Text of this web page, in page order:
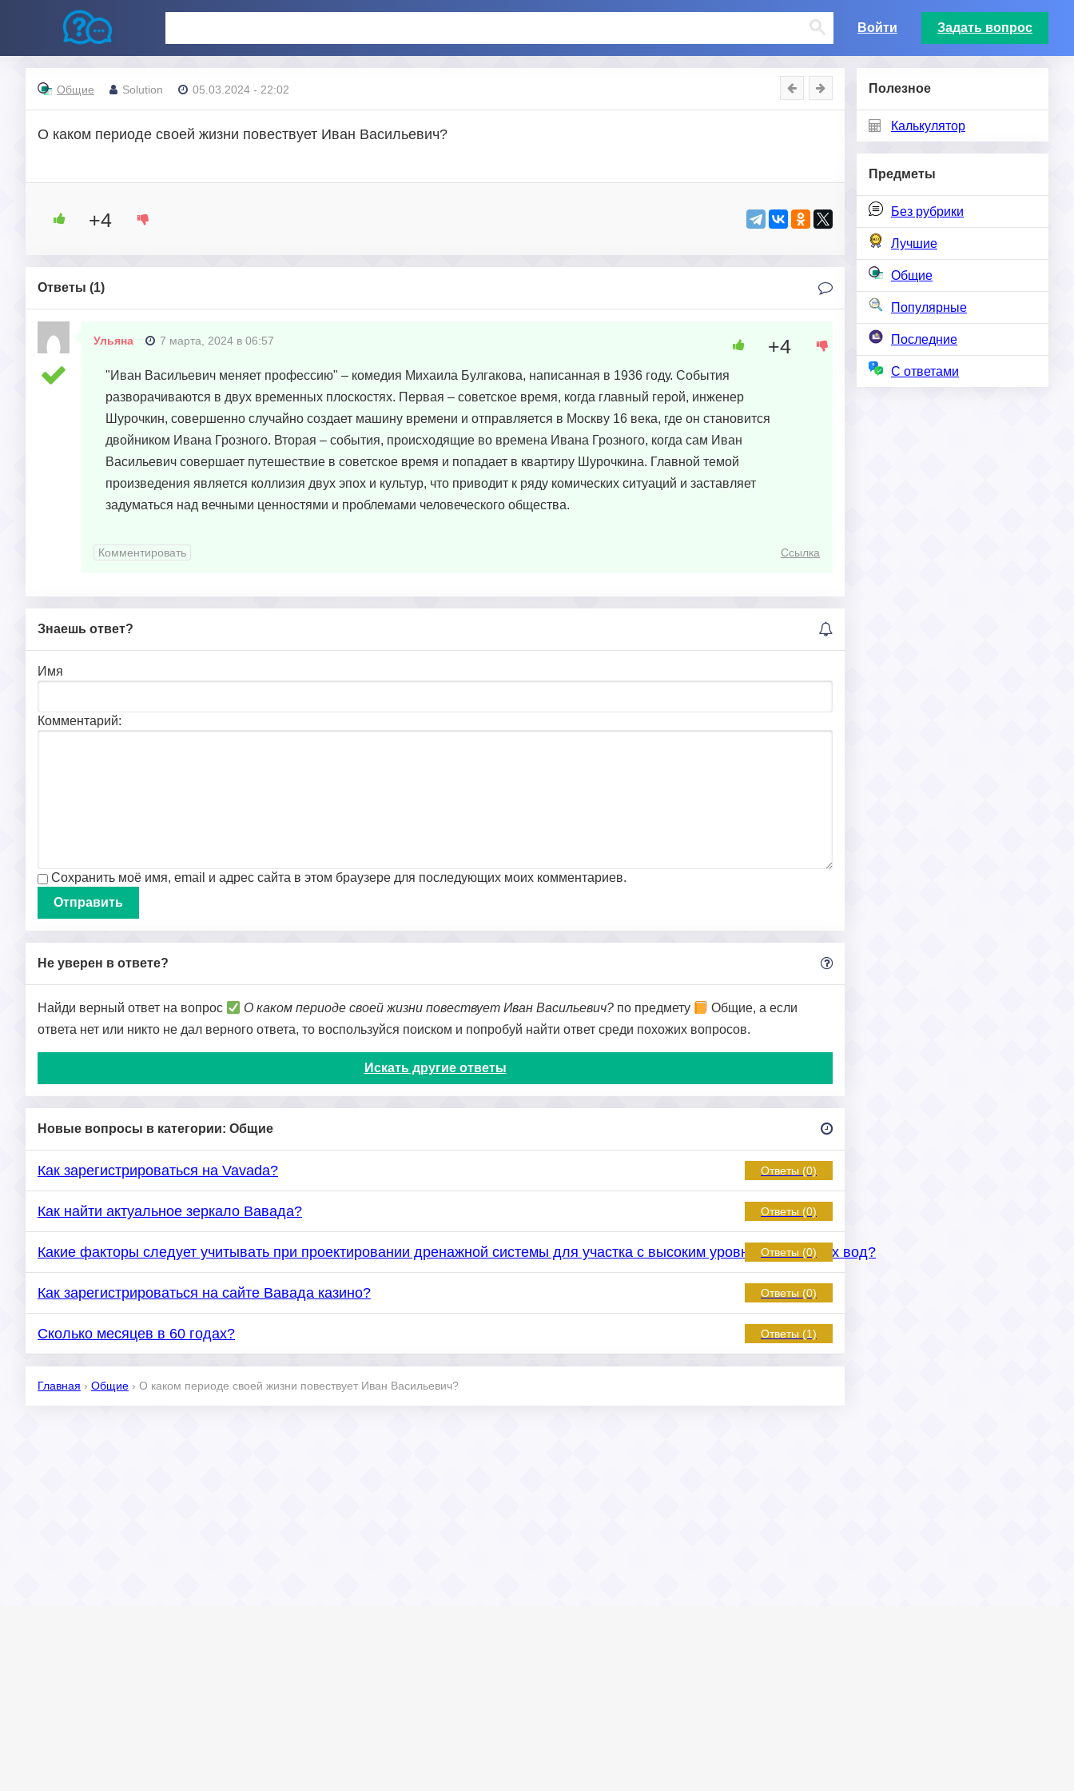
Войти Задать вопрос
Полезное
Калькулятор
Предметы
Без рубрики
Лучшие
Общие
Популярные
Последние
С ответами
Общие Solution 05.03.2024 - 22:02
О каком периоде своей жизни повествует Иван Васильевич?
+4
Ответы (1)
Ульяна 7 марта, 2024 в 06:57
"Иван Васильевич меняет профессию" – комедия Михаила Булгакова, написанная в 1936 году. События
разворачиваются в двух временных плоскостях. Первая – советское время, когда главный герой, инженер
Шурочкин, совершенно случайно создает машину времени и отправляется в Москву 16 века, где он становится
двойником Ивана Грозного. Вторая – события, происходящие во времена Ивана Грозного, когда сам Иван
Васильевич совершает путешествие в советское время и попадает в квартиру Шурочкина. Главной темой
произведения является коллизия двух эпох и культур, что приводит к ряду комических ситуаций и заставляет
задуматься над вечными ценностями и проблемами человеческого общества.
+4
Комментировать Ссылка
Знаешь ответ?
Имя
Комментарий:
Сохранить моё имя, email и адрес сайта в этом браузере для последующих моих комментариев.
Не уверен в ответе?
Найди верный ответ на вопрос О каком периоде своей жизни повествует Иван Васильевич? по предмету
Общие, а если
ответа нет или никто не дал верного ответа, то воспользуйся поиском и попробуй найти ответ среди похожих вопросов.
Искать другие ответы
Новые вопросы в категории: Общие
Как зарегистрироваться на Vavada? Ответы (0)
Как найти актуальное зеркало Вавада? Ответы (0)
Какие факторы следует учитывать при проектировании дренажной системы для участка с высоким уровнем грунтовых вод?
Ответы (0)
Как зарегистрироваться на сайте Вавада казино? Ответы (0)
Сколько месяцев в 60 годах? Ответы (1)
Главная › Общие › О каком периоде своей жизни повествует Иван Васильевич?